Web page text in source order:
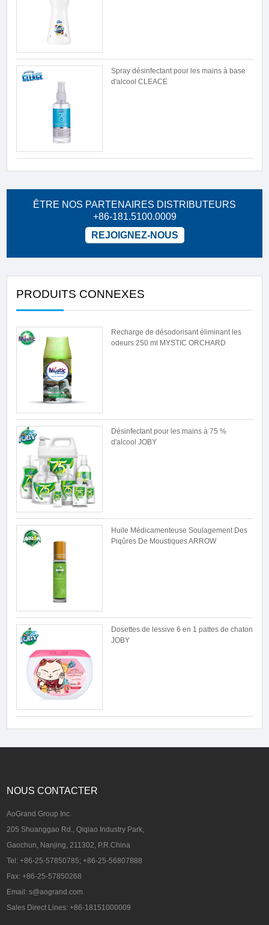
Spray désinfectant pour les mains à base
d'alcool CLEACE
ÊTRE NOS PARTENAIRES DISTRIBUTEURS
+86-181.5100.0009
REJOIGNEZ-NOUS
PRODUITS CONNEXES
Recharge de désodorisant éliminant les
odeurs 250 ml MYSTIC ORCHARD
Désinfectant pour les mains à 75 %
d'alcool JOBY
Huile Médicamenteuse Soulagement Des
Piqûres De Moustiques ARROW
Dosettes de lessive 6 en 1 pattes de chaton
JOBY
NOUS CONTACTER
AoGrand Group Inc.
205 Shuanggao Rd., Qiqiao Industry Park,
Gaochun, Nanjing, 211302, P.R.China
Tel: +86-25-57850785; +86-25-56807888
Fax: +86-25-57850268
Email: s@aogrand.com
Sales Direct Lines: +86-18151000009